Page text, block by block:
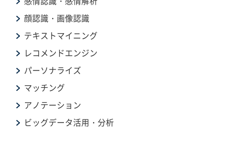
顔認識・画像認識
テキストマイニング
レコメンドエンジン
パーソナライズ
マッチング
アノテーション
ビッグデータ活用・分析